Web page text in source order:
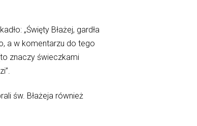
„Święty Błażej, gardła
a w komentarzu do tego
znaczy świeczkami
św. Błażeja również